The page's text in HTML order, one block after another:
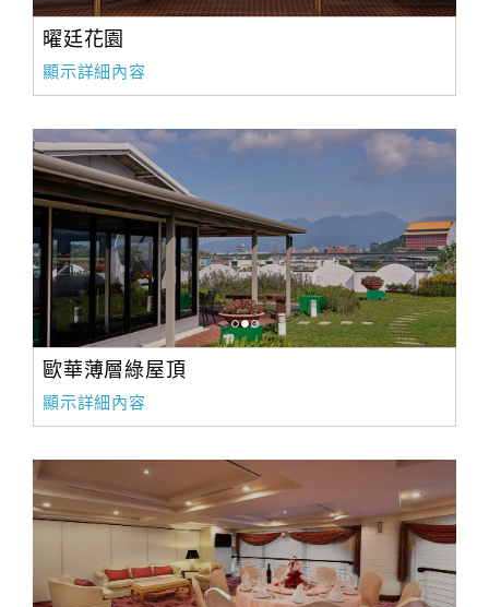
曜廷花園
顯示詳細內容
歐華薄層綠屋頂
顯示詳細內容